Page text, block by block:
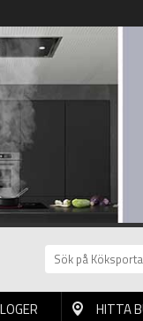
HITTA